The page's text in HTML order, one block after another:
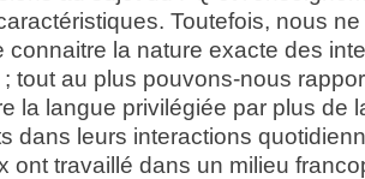
Toutefois, nous
connaitre la nature exacte des
tout au plus pouvons-nous
la langue privilégiée par plus de
dans leurs interactions
ont travaillé dans un milieu